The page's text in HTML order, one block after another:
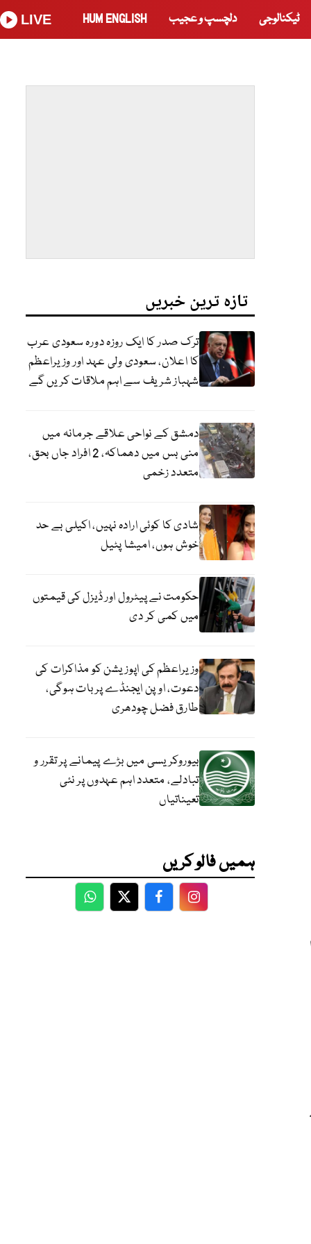
ٹیکنالوجی دلچسپ و عجیب HUM ENGLISH
LIVE
تازہ ترین خبریں
ترک صدر کا ایک روزہ دورہ سعودی عرب
کا اعلان، سعودی ولی عہد اور وزیراعظم
شہباز شریف سے اہم ملاقات کریں گے
دمشق کے نواحی علاقے جرمانہ میں
منی بس میں دھماکہ، 2 افراد جاں بحق،
متعدد زخمی
شادی کا کوئی ارادہ نہیں، اکیلی بے حد
خوش ہوں، امیشا پٹیل
حکومت نے پیٹرول اور ڈیزل کی قیمتوں
میں کمی کر دی
وزیراعظم کی اپوزیشن کو مذاکرات کی
دعوت، اوپن ایجنڈے پر بات ہوگی،
طارق فضل چودھری
بیوروکریسی میں بڑے پیمانے پر تقرر و
تبادلے، متعدد اہم عہدوں پر نئی
تعیناتیاں
ہمیں فالو کریں
WhatsApp
TwitterFacebookFacebook